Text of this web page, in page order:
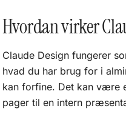
Hvordan virker
Claude Design fungerer
hvad du har brug for i
kan forfine. Det kan være
pager til en intern